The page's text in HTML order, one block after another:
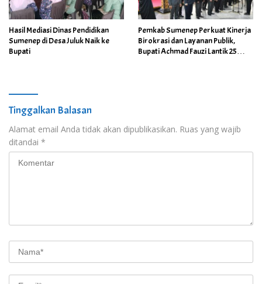
Hasil Mediasi Dinas Pendidikan
Sumenep di Desa Juluk Naik ke
Bupati
Pemkab Sumenep Perkuat Kinerja
Birokrasi dan Layanan Publik,
Bupati Achmad Fauzi Lantik 25
Tinggalkan Balasan
Alamat email Anda tidak akan dipublikasikan. Ruas yang wajib
ditandai *